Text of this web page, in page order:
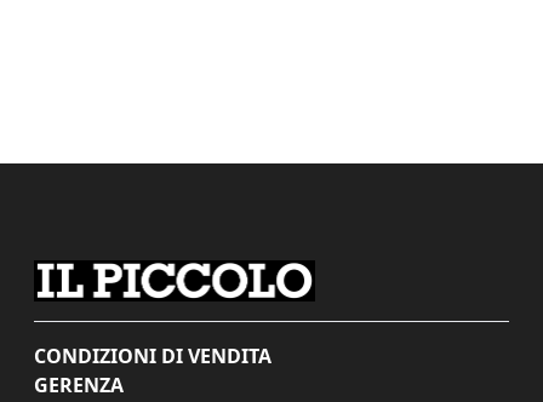
CONDIZIONI DI VENDITA
GERENZA